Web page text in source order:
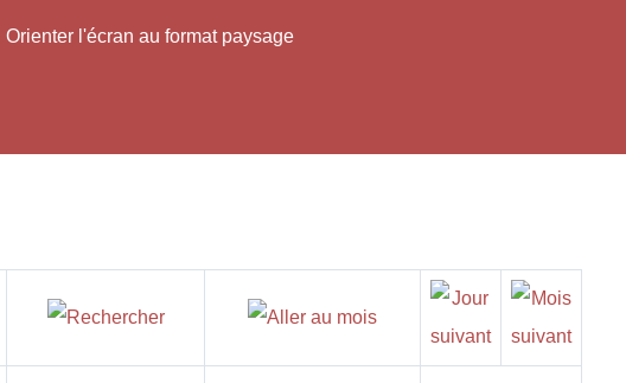
Orienter l'écran au format paysage